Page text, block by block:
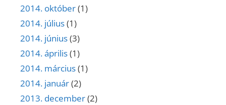
2014. október(1)
2014. július(1)
2014. június(3)
2014. április(1)
2014. március(1)
2014. január(2)
2013. december(2)